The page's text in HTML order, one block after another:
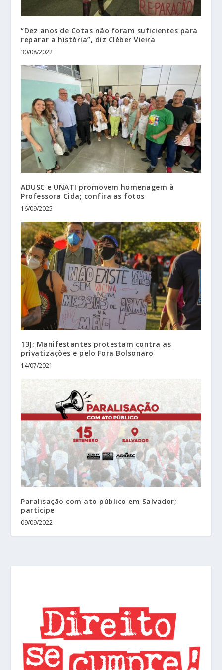
“Dez anos de Cotas não foram suficientes para
reparar a história”, diz Cléber Vieira
30/08/2022
ADUSC e UNATI promovem homenagem à
Professora Cida; confira as fotos
16/09/2025
13J: Manifestantes protestam contra as
privatizações e pelo Fora Bolsonaro
14/07/2021
Paralisação com ato público em Salvador;
participe
09/09/2022